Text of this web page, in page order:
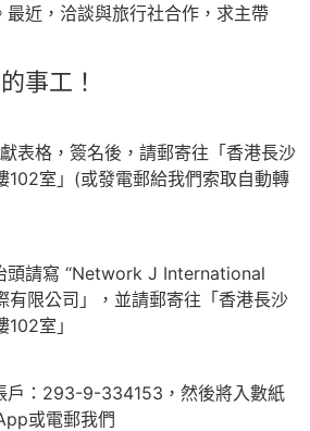
近，洽談與旅行社合作，求主帶
事工！
表格，簽名後，請郵寄往「香港長沙
102室」(或發電郵給我們索取自動轉
頭請寫 “Network J International
有限公司」，並請郵寄往「香港長沙
室」
戶：293-9-334153，然後將入數紙
或電郵我們